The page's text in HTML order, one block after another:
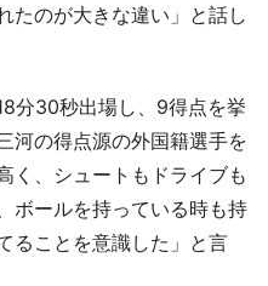
たのが大きな違い」と話し
分30秒出場し、9得点を挙
河の得点源の外国籍選手を
く、シュートもドライブも
ボールを持っている時も持
ることを意識した」と言